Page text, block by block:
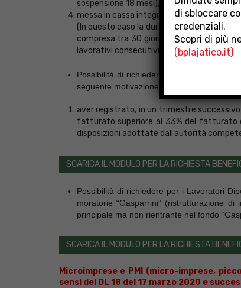
sospensione 18 mesi);
messa in cassa integrazione (o in altra
(In questo caso la durata massima della
compresa tra 30 giorni e 150 giorni
lavorativi consecutivi; 18 mesi, se la
Possibilità di richiedere per i Lavoratori
seguente motivazione:
aver registrato, in un trimestre
fatturato superiore al 33% del fatturato
disposizioni adottate dall’autorità
SCARICA IL MODULO PER LA RICHIESTA
Possibilità di richiedere per i Lavoratori
moratorie “Gasparrini” (ristrutturazione
principale ma non rientrante nel fondo
SCARICA IL MODULO PER LA RICHIESTA
Microimprese e PMI (micro-imprese,
sensi del DL 18 del 17 marzo 2020 e
di sbloccare
credenziali.
Scopri di più
(bplajatico.it)